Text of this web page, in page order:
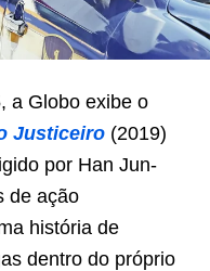
a Globo exibe o
Justiceiro (2019)
por Han Jun-
de ação
história de
dentro do próprio